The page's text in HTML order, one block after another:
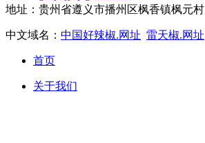
地址：贵州省遵义市播州区枫香镇枫元村
中文域名： 中国好辣椒.网址 雷天椒.网址
首页
关于我们